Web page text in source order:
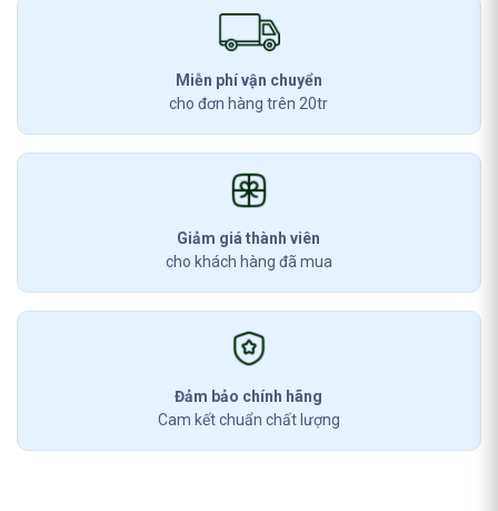
Miễn phí vận chuyển
cho đơn hàng trên 20tr
Giảm giá thành viên
cho khách hàng đã mua
Đảm bảo chính hãng
Cam kết chuẩn chất lượng